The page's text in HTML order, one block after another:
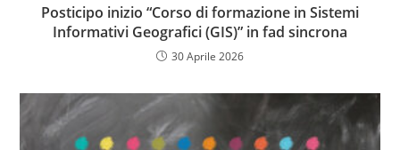
Posticipo inizio “Corso di formazione in Sistemi
Informativi Geografici (GIS)” in fad sincrona
30 Aprile 2026